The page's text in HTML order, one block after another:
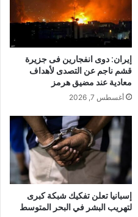
إيران: دوى انفجارين فى جزيرة
قشم ناجم عن التصدى لأهداف
معادية عند مضيق هرمز
أغسطس 7, 2026
إسبانيا تعلن تفكيك شبكة كبرى
لتهريب البشر في البحر المتوسط